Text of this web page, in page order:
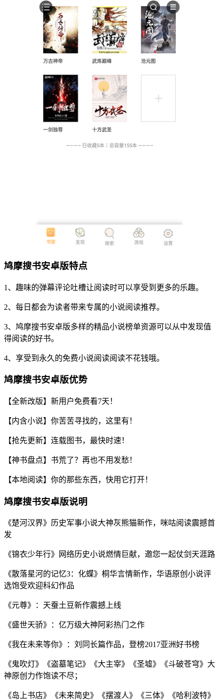
鸠摩搜书安卓版特点
1、趣味的弹幕评论吐槽让阅读时可以享受到更多的乐趣。
2、每日都会为读者带来专属的小说阅读推荐。
3、鸠摩搜书安卓版多样的精品小说榜单资源可以从中发现值
得阅读的好书。
4、享受到永久的免费小说阅读阅读不花钱哦。
鸠摩搜书安卓版优势
【全新改版】新用户免费看7天！
【内含小说】你苦苦寻找的，这里有！
【抢先更新】连载图书，最快时速！
【神书盘点】书荒了？再也不用发愁！
【本地阅读】你的那些东西，快用它打开！
鸠摩搜书安卓版说明
《楚河汉界》历史军事小说大神灰熊猫新作，咪咕阅读震撼首
发
《锦衣少年行》网络历史小说燃情巨献，邀您一起仗剑天涯路
《散落星河的记忆3：化蝶》桐华言情新作，华语原创小说评
选饱受欢迎科幻作品
《元尊》：天蚕土豆新作震撼上线
《盛世天骄》：亿万级大神阿彩热门之作
《我在未来等你》：刘同长篇作品，登榜2017亚洲好书榜
《鬼吹灯》《盗墓笔记》《大主宰》《圣墟》《斗破苍穹》大
神原创力作饱读不尽；
《岛上书店》《未来简史》《摆渡人》《三体》《哈利波特》